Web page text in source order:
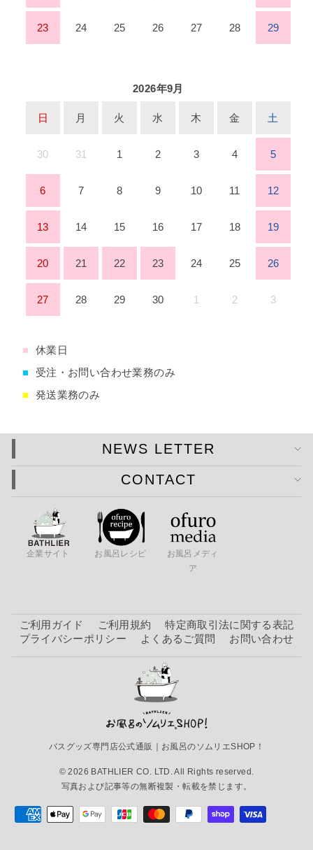
23 24 25 26 27 28 29
2026年9月
日 月 火 水 木 金 土
30 31 1 2 3 4 5
6 7 8 9 10 11 12
13 14 15 16 17 18 19
20 21 22 23 24 25 26
27 28 29 30 1 2 3
■
休業日
■
受注・お問い合わせ業務のみ
■ 発送業務のみ
NEWS LETTER
CONTACT
企業サイト お風呂レシピ
お風呂メディ
ア
ご利用ガイド ご利用規約
特定商取引法に関する表記
プライバシーポリシー
よくあるご質問 お問い合わせ
バスグッズ専門店公式通販｜お風呂のソムリエSHOP！
© 2026 BATHLIER CO. LTD. All Rights reserved.
写真および記事等の無断複製・転載を禁じます。